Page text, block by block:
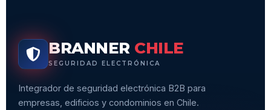
BRANNER CHILE
SEGURIDAD ELECTRÓNICA
Integrador de seguridad electrónica B2B para
empresas, edificios y condominios en Chile.